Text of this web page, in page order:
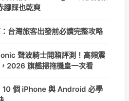
腳踩也乾爽
台灣旅客出發前必讀完整攻略
聲波騎士開箱評測！高頻震
2026 旗艦掃拖機皇一次看
10 個 iPhone 與 Android 必學